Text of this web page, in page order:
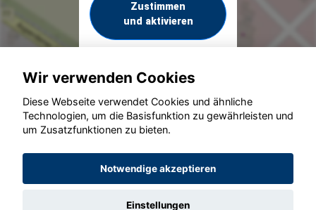
Zustimmen
und aktivieren
© konjunkturmotor.de GmbH 2020 - 2026
Wir verwenden Cookies
Diese Webseite verwendet Cookies und ähnliche
Technologien, um die Basisfunktion zu gewährleisten und
um Zusatzfunktionen zu bieten.
Notwendige akzeptieren
Einstellungen